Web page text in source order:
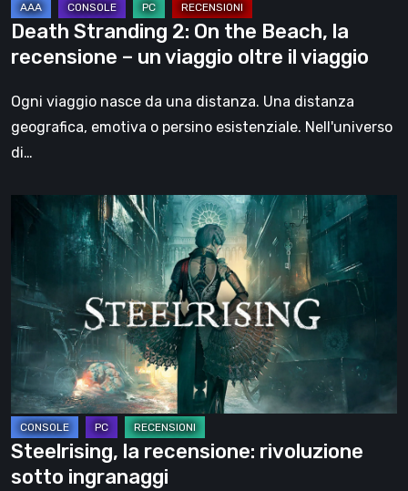
un
viaggio
oltre
il
Death Stranding 2: On the Beach, la
recensione – un viaggio oltre il viaggio
Ogni viaggio nasce da una distanza. Una distanza
geografica, emotiva o persino esistenziale. Nell'universo
di…
Steelrising,
recensione:
rivoluzione
sotto
ingranaggi
Steelrising, la recensione: rivoluzione
sotto ingranaggi